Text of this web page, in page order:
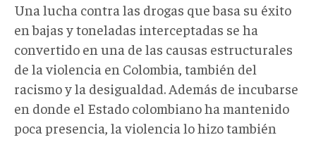
Una lucha contra las drogas que basa su éxito
en bajas y toneladas interceptadas se ha
convertido en una de las causas estructurales
de la violencia en Colombia, también del
racismo y la desigualdad. Además de incubarse
en donde el Estado colombiano ha mantenido
poca presencia, la violencia lo hizo también